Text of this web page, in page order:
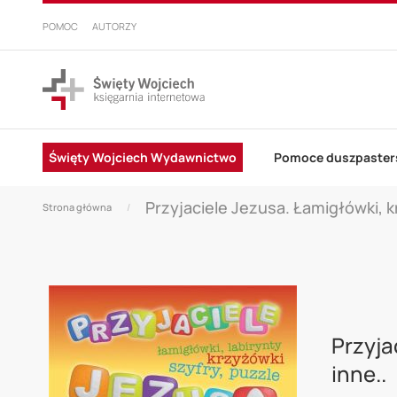
PRZEJDŹ
DO
POMOC AUTORZY
Święty Wojciech Wydawnictwo Pomoce
Strona główna Przyjaciele Jezusa. Łamigłówki,
Skip
to
the
end
inne..